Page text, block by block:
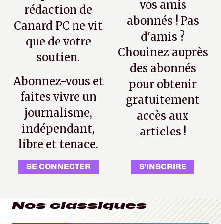
rédaction de
Canard PC ne vit
que de votre
soutien.
Abonnez-vous et
faites vivre un
journalisme,
indépendant,
libre et tenace.
SE CONNECTER
vos amis
abonnés ! Pas
d'amis ?
Chouinez auprès
des abonnés
pour obtenir
gratuitement
accès aux
articles !
S'INSCRIRE
Nos classiques